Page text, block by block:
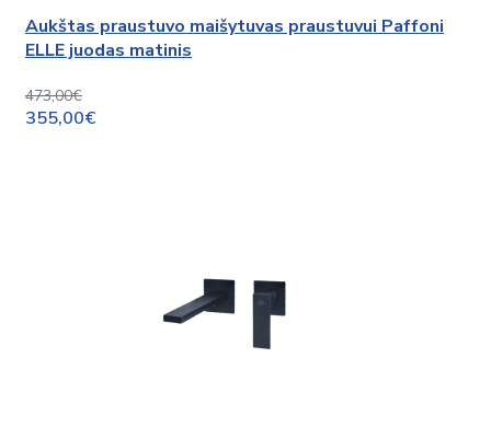
Aukštas praustuvo maišytuvas praustuvui Paffoni
ELLE juodas matinis
473,00€
355,00€